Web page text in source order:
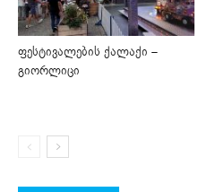
ფესტივალების ქალაქი –
გიორლიცი